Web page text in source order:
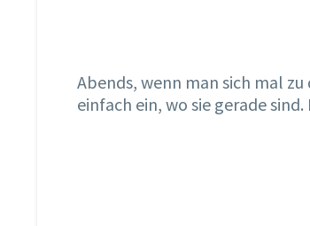
Abends, wenn man sich mal
einfach ein, wo sie gerade